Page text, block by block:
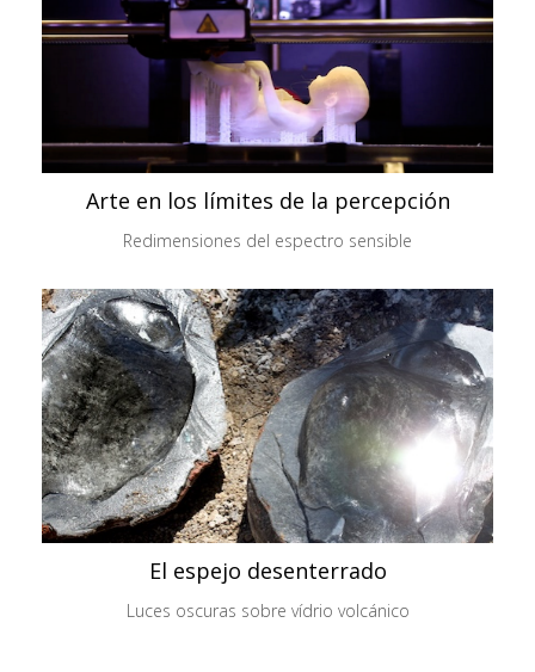
Arte en los límites de la percepción
Redimensiones del espectro sensible
El espejo desenterrado
Luces oscuras sobre vídrio volcánico